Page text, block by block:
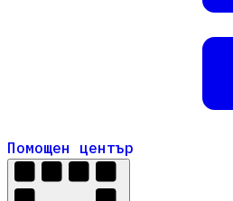
Помощен център
Помощен център